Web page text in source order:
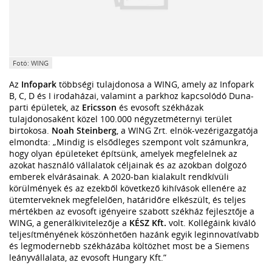
Fotó: WING
Az Infopark többségi tulajdonosa a WING, amely az Infopark
B, C, D és I irodaházai, valamint a parkhoz kapcsolódó Duna-
parti épületek, az Ericsson és evosoft székházak
tulajdonosaként közel 100.000 négyzetméternyi terület
birtokosa. Noah Steinberg , a WING Zrt. elnök-vezérigazgatója
elmondta: „Mindig is elsődleges szempont volt számunkra,
hogy olyan épületeket építsünk, amelyek megfelelnek az
azokat használó vállalatok céljainak és az azokban dolgozó
emberek elvárásainak. A 2020-ban kialakult rendkívüli
körülmények és az ezekből következő kihívások ellenére az
ütemterveknek megfelelően, határidőre elkészült, és teljes
mértékben az evosoft igényeire szabott székház fejlesztője a
WING, a generálkivitelezője a KÉSZ Kft. volt. Kollégáink kiváló
teljesítményének köszönhetően hazánk egyik leginnovatívabb
és legmodernebb székházába költözhet most be a Siemens
leányvállalata, az evosoft Hungary Kft.”